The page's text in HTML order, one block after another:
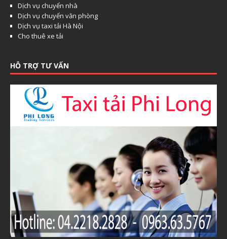
Dịch vụ chuyển nhà
Dịch vụ chuyển văn phòng
Dịch vụ taxi tải Hà Nội
Cho thuê xe tải
HỖ TRỢ TƯ VẤN